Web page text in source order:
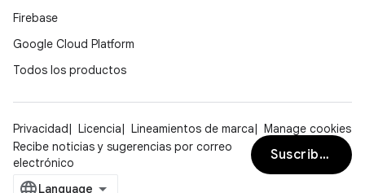
Firebase
Google Cloud Platform
Todos los productos
Privacidad Licencia Lineamientos de marca
Manage cookies
Recibe noticias y sugerencias por correo
electrónico
Suscribirse